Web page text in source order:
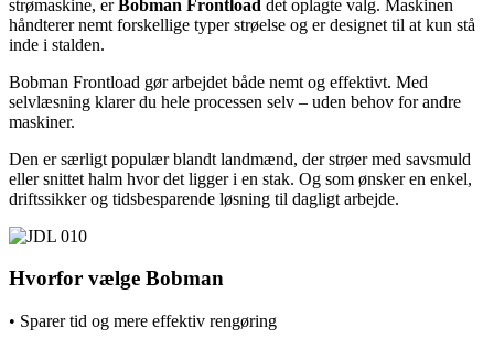
strømaskine, er Bobman Frontload det oplagte valg. Maskinen
håndterer nemt forskellige typer strøelse og er designet til at kun stå
inde i stalden.
Bobman Frontload gør arbejdet både nemt og effektivt. Med
selvlæsning klarer du hele processen selv – uden behov for andre
maskiner.
Den er særligt populær blandt landmænd, der strøer med savsmuld
eller snittet halm hvor det ligger i en stak. Og som ønsker en enkel,
driftssikker og tidsbesparende løsning til dagligt arbejde.
Hvorfor vælge Bobman
• Sparer tid og mere effektiv rengøring